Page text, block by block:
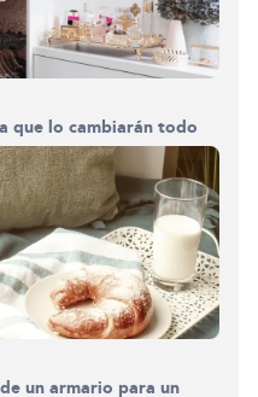
que lo cambiarán todo
un armario para un